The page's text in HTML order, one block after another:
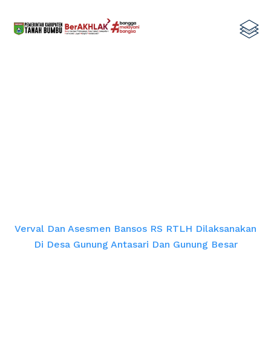
Verval Dan Asesmen Bansos RS RTLH Dilaksanakan
Di Desa Gunung Antasari Dan Gunung Besar